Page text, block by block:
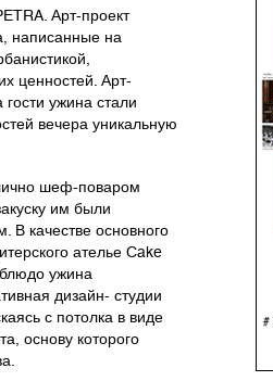
Арт-проект
написанные на
ценностей. Арт-
ужина стали
вечера уникальную
шеф-поваром
им были
В качестве основного
ателье Cake
ужина
дизайн- студии
с потолка в виде
основу которого